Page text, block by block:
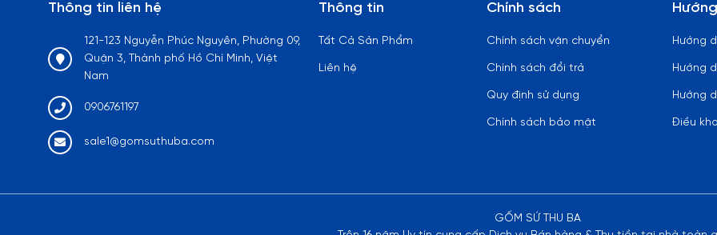
Thông tin liên hệ
121-123 Nguyễn Phúc Nguyên, Phường 09,
Quận 3, Thành phố Hồ Chí Minh, Việt
Nam
0906761197
sale1@gomsuthuba.com
Thông tin
Tất Cả Sản Phẩm
Liên hệ
Chính sách
Chính sách vận chuyển
Chính sách đổi trả
Quy định sử dụng
Chính sách bảo mật
Hướng
Hướng
Hướng
Điều
GỐM SỨ THU BA